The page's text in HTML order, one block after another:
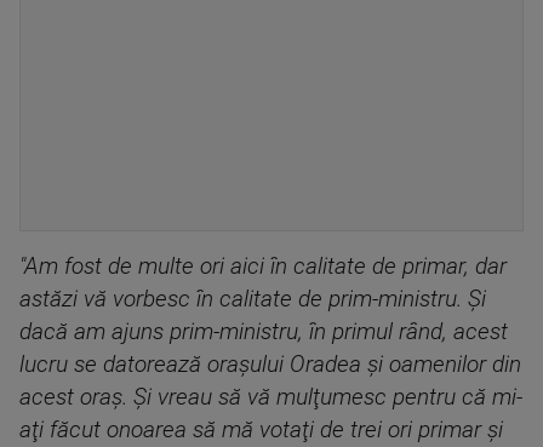
"Am fost de multe ori aici în calitate de primar, dar
astăzi vă vorbesc în calitate de prim-ministru. Şi
dacă am ajuns prim-ministru, în primul rând, acest
lucru se datorează oraşului Oradea şi oamenilor din
acest oraş. Şi vreau să vă mulţumesc pentru că mi-
aţi făcut onoarea să mă votaţi de trei ori primar şi